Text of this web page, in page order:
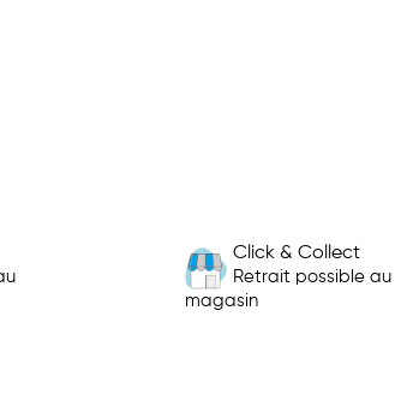
Click & Collect
Retrait possible au
magasin